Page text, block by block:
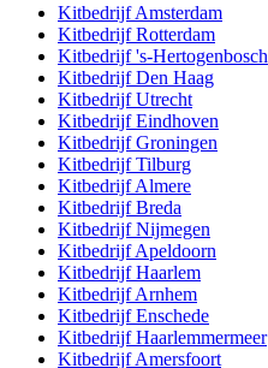
KitbedrijfAmsterdam
KitbedrijfRotterdam
Kitbedrijf's-Hertogenbosch
KitbedrijfDen Haag
KitbedrijfUtrecht
KitbedrijfEindhoven
KitbedrijfGroningen
KitbedrijfTilburg
KitbedrijfAlmere
KitbedrijfBreda
KitbedrijfNijmegen
KitbedrijfApeldoorn
KitbedrijfHaarlem
KitbedrijfArnhem
KitbedrijfEnschede
KitbedrijfHaarlemmermeer
KitbedrijfAmersfoort